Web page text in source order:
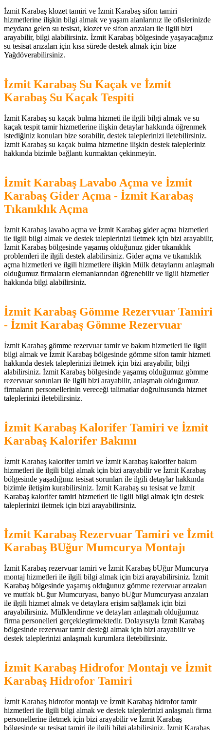
İzmit Karabaş klozet tamiri ve İzmit Karabaş sifon tamiri
hizmetlerine ilişkin bilgi almak ve yaşam alanlarınız ile ofislerinizde
meydana gelen su tesisat, klozet ve sifon arızaları ile ilgili bizi
arayabilir, bilgi alabilirsiniz. İzmit Karabaş bölgesinde yaşayacağınız
su tesisat arızaları için kısa sürede destek almak için bize
Yağdöverabilirsiniz.
İzmit Karabaş Su Kaçak ve İzmit
Karabaş Su Kaçak Tespiti
İzmit Karabaş su kaçak bulma hizmeti ile ilgili bilgi almak ve su
kaçak tespit tamir hizmetlerine ilişkin detaylar hakkında öğrenmek
istediğiniz konuları bize sorabilir, destek taleplerinizi iletebilirsiniz.
İzmit Karabaş su kaçak bulma hizmetine ilişkin destek talepleriniz
hakkında bizimle bağlantı kurmaktan çekinmeyin.
İzmit Karabaş Lavabo Açma ve İzmit
Karabaş Gider Açma - İzmit Karabaş
Tıkanıklık Açma
İzmit Karabaş lavabo açma ve İzmit Karabaş gider açma hizmetleri
ile ilgili bilgi almak ve destek taleplerinizi iletmek için bizi arayabilir,
İzmit Karabaş bölgesinde yaşamış olduğunuz gider tıkanıklık
problemleri ile ilgili destek alabilirsiniz. Gider açma ve tıkanıklık
açma hizmetleri ve ilgili hizmetlere ilişkin Mülk detaylarını anlaşmalı
olduğumuz firmaların elemanlarından öğrenebilir ve ilgili hizmetler
hakkında bilgi alabilirsiniz.
İzmit Karabaş Gömme Rezervuar Tamiri
- İzmit Karabaş Gömme Rezervuar
İzmit Karabaş gömme rezervuar tamir ve bakım hizmetleri ile ilgili
bilgi almak ve İzmit Karabaş bölgesinde gömme sifon tamir hizmeti
hakkında destek taleplerinizi iletmek için bizi arayabilir, bilgi
alabilirsiniz. İzmit Karabaş bölgesinde yaşamış olduğumuz gömme
rezervuar sorunları ile ilgili bizi arayabilir, anlaşmalı olduğumuz
firmaların personellerinin vereceği talimatlar doğrultusunda hizmet
taleplerinizi iletebilirsiniz.
İzmit Karabaş Kalorifer Tamiri ve İzmit
Karabaş Kalorifer Bakımı
İzmit Karabaş kalorifer tamiri ve İzmit Karabaş kalorifer bakım
hizmetleri ile ilgili bilgi almak için bizi arayabilir ve İzmit Karabaş
bölgesinde yaşadığınız tesisat sorunları ile ilgili detaylar hakkında
bizimle iletişim kurabilirsiniz. İzmit Karabaş su tesisat ve İzmit
Karabaş kalorifer tamiri hizmetleri ile ilgili bilgi almak için destek
taleplerinizi iletmek için bizi arayabilirsiniz.
İzmit Karabaş Rezervuar Tamiri ve İzmit
Karabaş BUğur Mumcurya Montajı
İzmit Karabaş rezervuar tamiri ve İzmit Karabaş bUğur Mumcurya
montaj hizmetleri ile ilgili bilgi almak için bizi arayabilirsiniz. İzmit
Karabaş bölgesinde yaşamış olduğunuz gömme rezervuar arızaları
ve mutfak bUğur Mumcuryası, banyo bUğur Mumcuryası arızaları
ile ilgili hizmet almak ve detaylara erişim sağlamak için bizi
arayabilirsiniz. Mülklendirme ve detayları anlaşmalı olduğumuz
firma personelleri gerçekleştirmektedir. Dolayısıyla İzmit Karabaş
bölgesinde rezervuar tamir desteği almak için bizi arayabilir ve
destek taleplerinizi anlaşmalı kurumlara iletebilirsiniz.
İzmit Karabaş Hidrofor Montajı ve İzmit
Karabaş Hidrofor Tamiri
İzmit Karabaş hidrofor montajı ve İzmit Karabaş hidrofor tamir
hizmetleri ile ilgili bilgi almak ve destek taleplerinizi anlaşmalı firma
personellerine iletmek için bizi arayabilir ve İzmit Karabaş
bölgesinde su tesisat tamiri ile ilgili bilgi alabilirsiniz. İzmit Karabaş